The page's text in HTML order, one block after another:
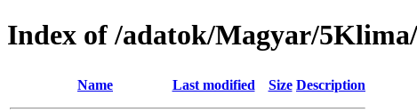
Index of /adatok/Magyar/5Klima/
Name Last modified Size Description